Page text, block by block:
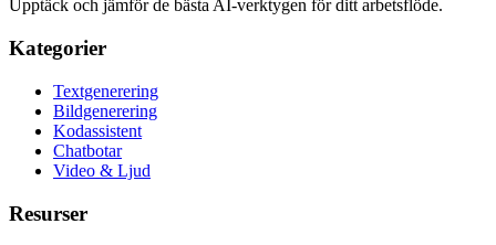
Upptäck och jämför de bästa AI-verktygen för ditt arbetsflöde.
Kategorier
Textgenerering
Bildgenerering
Kodassistent
Chatbotar
Video & Ljud
Resurser